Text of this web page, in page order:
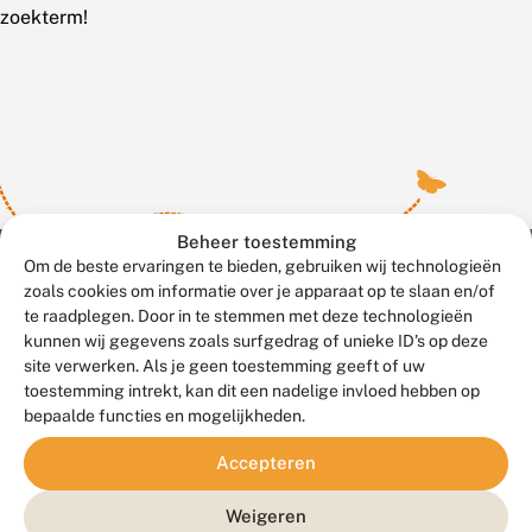
Beheer toestemming
Om de beste ervaringen te bieden, gebruiken wij technologieën
zoals cookies om informatie over je apparaat op te slaan en/of
te raadplegen. Door in te stemmen met deze technologieën
kunnen wij gegevens zoals surfgedrag of unieke ID's op deze
site verwerken. Als je geen toestemming geeft of uw
toestemming intrekt, kan dit een nadelige invloed hebben op
bepaalde functies en mogelijkheden.
Accepteren
Weigeren
zoekterm!
Contact
Veelgestelde vragen
Meld waarnemingen© 2026 Vlinderstichting
Duurzaam ontwikkeld door
Go2People
, ontworpen door
Blue Field Agency
Privacy
Disclaimer
Sitemap